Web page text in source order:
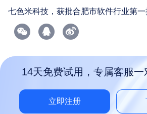
七色米科技，获批合肥市软件行业第一
14天免费试用，专属客服
立即注册